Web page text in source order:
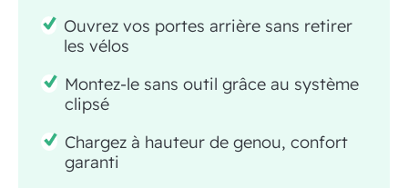
Ouvrez vos portes arrière sans retirer
les vélos
Montez-le sans outil grâce au système
clipsé
Chargez à hauteur de genou, confort
garanti